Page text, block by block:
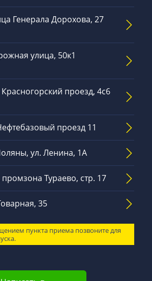
Генерала Дорохова, 27
улица, 50к1
проезд, 4с6
проезд 11
ул. Ленина, 1А
Тураево, стр. 17
35
пункта приема позвоните для